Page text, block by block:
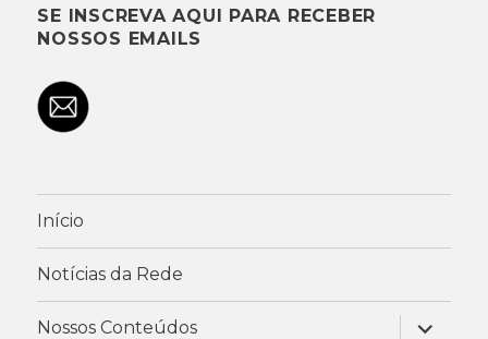
SE INSCREVA AQUI PARA RECEBER
NOSSOS EMAILS
Início
Notícias da Rede
Nossos Conteúdos
expandir